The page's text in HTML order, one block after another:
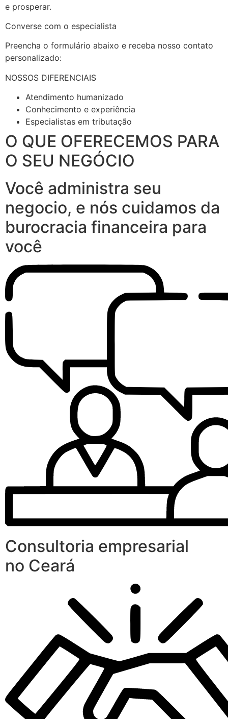
e prosperar.
Converse com o especialista
Preencha o formulário abaixo e receba nosso contato
personalizado:
NOSSOS DIFERENCIAIS
Atendimento humanizado
Conhecimento e experiência
Especialistas em tributação
O QUE OFERECEMOS PARA
O SEU NEGÓCIO
Você administra seu
negocio, e nós cuidamos da
burocracia financeira para
você
Consultoria empresarial
no Ceará